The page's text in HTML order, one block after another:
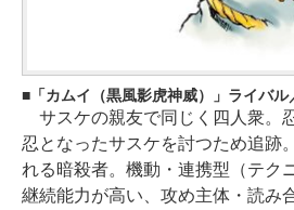
「カムイ（黒風影虎神威）」ライバル
サスケの親友で同じく四人衆。
忍となったサスケを討つため追跡
れる暗殺者。機動・連携型（テク
継続能力が高い、攻め主体・読み